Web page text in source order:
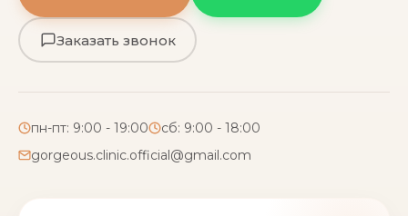
Заказать звонок
пн-пт: 9:00 - 19:00
сб: 9:00 - 18:00
gorgeous.clinic.official@gmail.com